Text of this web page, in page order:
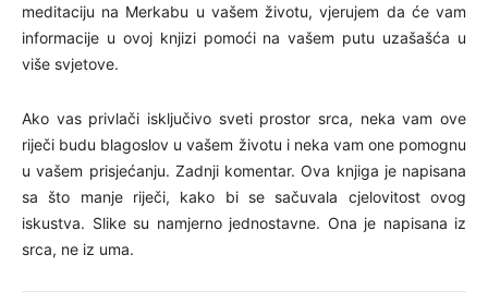
meditaciju na Merkabu u vašem životu, vjerujem da će vam
informacije u ovoj knjizi pomoći na vašem putu uzašašća u
više svjetove.
Ako vas privlači isključivo sveti prostor srca, neka vam ove
riječi budu blagoslov u vašem životu i neka vam one pomognu
u vašem prisjećanju. Zadnji komentar. Ova knjiga je napisana
sa što manje riječi, kako bi se sačuvala cjelovitost ovog
iskustva. Slike su namjerno jednostavne. Ona je napisana iz
srca, ne iz uma.